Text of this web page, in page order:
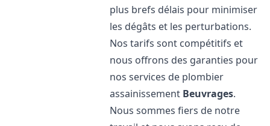
plus brefs délais pour minimiser
les dégâts et les perturbations.
Nos tarifs sont compétitifs et
nous offrons des garanties pour
nos services de plombier
assainissement Beuvrages.
Nous sommes fiers de notre